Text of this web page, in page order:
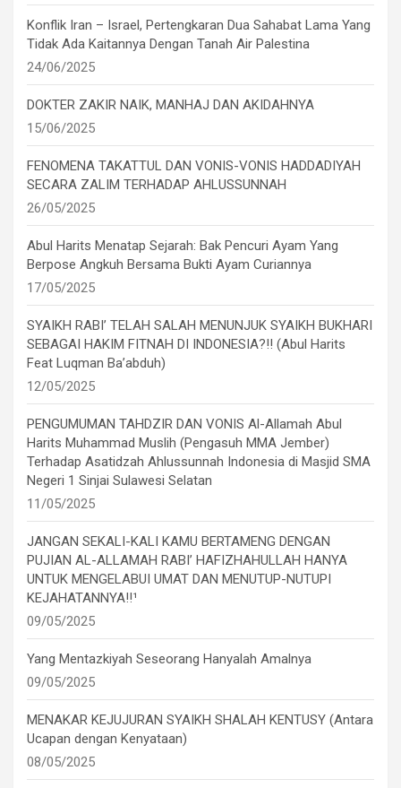
Konflik Iran – Israel, Pertengkaran Dua Sahabat Lama Yang
Tidak Ada Kaitannya Dengan Tanah Air Palestina
24/06/2025
DOKTER ZAKIR NAIK, MANHAJ DAN AKIDAHNYA
15/06/2025
FENOMENA TAKATTUL DAN VONIS-VONIS HADDADIYAH
SECARA ZALIM TERHADAP AHLUSSUNNAH
26/05/2025
Abul Harits Menatap Sejarah: Bak Pencuri Ayam Yang
Berpose Angkuh Bersama Bukti Ayam Curiannya
17/05/2025
SYAIKH RABI’ TELAH SALAH MENUNJUK SYAIKH BUKHARI
SEBAGAI HAKIM FITNAH DI INDONESIA?!! (Abul Harits
Feat Luqman Ba’abduh)
12/05/2025
PENGUMUMAN TAHDZIR DAN VONIS Al-Allamah Abul
Harits Muhammad Muslih (Pengasuh MMA Jember)
Terhadap Asatidzah Ahlussunnah Indonesia di Masjid SMA
Negeri 1 Sinjai Sulawesi Selatan
11/05/2025
JANGAN SEKALI-KALI KAMU BERTAMENG DENGAN
PUJIAN AL-ALLAMAH RABI’ HAFIZHAHULLAH HANYA
UNTUK MENGELABUI UMAT DAN MENUTUP-NUTUPI
KEJAHATANNYA!!¹
09/05/2025
Yang Mentazkiyah Seseorang Hanyalah Amalnya
09/05/2025
MENAKAR KEJUJURAN SYAIKH SHALAH KENTUSY (Antara
Ucapan dengan Kenyataan)
08/05/2025